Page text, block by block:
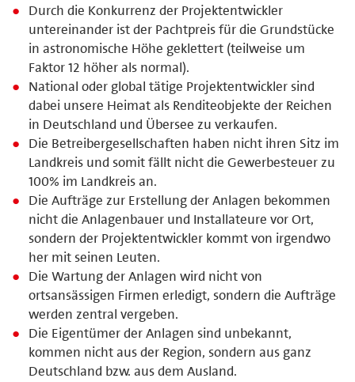
Durch die Konkurrenz der Projektentwickler
untereinander ist der Pachtpreis für die Grundstücke
in astronomische Höhe geklettert (teilweise um
Faktor 12 höher als normal).
National oder global tätige Projektentwickler sind
dabei unsere Heimat als Renditeobjekte der Reichen
in Deutschland und Übersee zu verkaufen.
Die Betreibergesellschaften haben nicht ihren Sitz im
Landkreis und somit fällt nicht die Gewerbesteuer zu
100% im Landkreis an.
Die Aufträge zur Erstellung der Anlagen bekommen
nicht die Anlagenbauer und Installateure vor Ort,
sondern der Projektentwickler kommt von irgendwo
her mit seinen Leuten.
Die Wartung der Anlagen wird nicht von
ortsansässigen Firmen erledigt, sondern die Aufträge
werden zentral vergeben.
Die Eigentümer der Anlagen sind unbekannt,
kommen nicht aus der Region, sondern aus ganz
Deutschland bzw. aus dem Ausland.